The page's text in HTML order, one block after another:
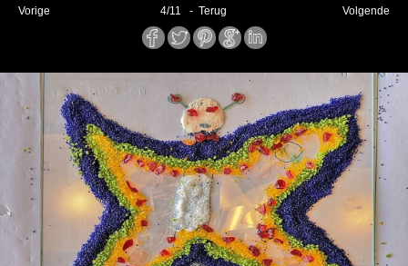
Vorige Volgende
4/11 - Terug